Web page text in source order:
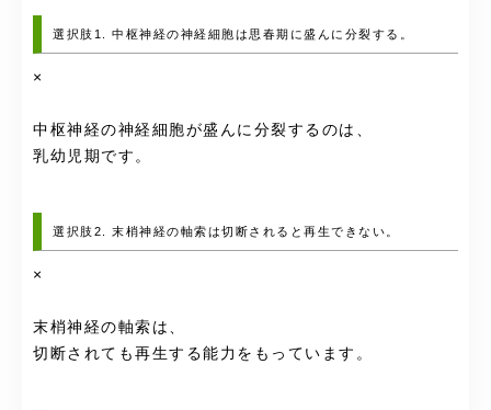
選択肢1. 中枢神経の神経細胞は思春期に盛んに分裂する。
×
中枢神経の神経細胞が盛んに分裂するのは、
乳幼児期です。
選択肢2. 末梢神経の軸索は切断されると再生できない。
×
末梢神経の軸索は、
切断されても再生する能力をもっています。